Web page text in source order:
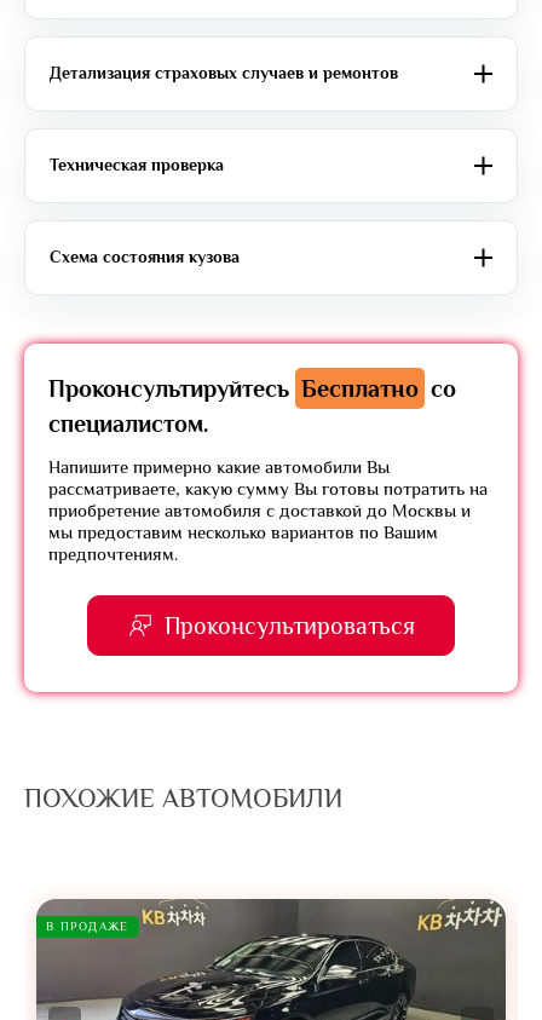
Детализация страховых случаев и ремонтов
Техническая проверка
Схема состояния кузова
Проконсультируйтесь Бесплатно со
специалистом.
Напишите примерно какие автомобили Вы
рассматриваете, какую сумму Вы готовы потратить на
приобретение автомобиля с доставкой до Москвы и
мы предоставим несколько вариантов по Вашим
предпочтениям.
Проконсультироваться
ПОХОЖИЕ АВТОМОБИЛИ
В ПРОДАЖЕ